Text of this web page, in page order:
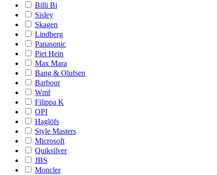
Billi Bi
Sisley
Skagen
Lindberg
Panasonic
Piet Hein
Max Mara
Bang & Olufsen
Barbour
Wmf
Filippa K
OPI
Haglöfs
Style Masters
Microsoft
Quiksilver
JBS
Moncler